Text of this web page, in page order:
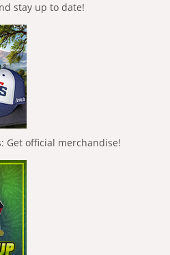
stay up to date!
Get official merchandise!